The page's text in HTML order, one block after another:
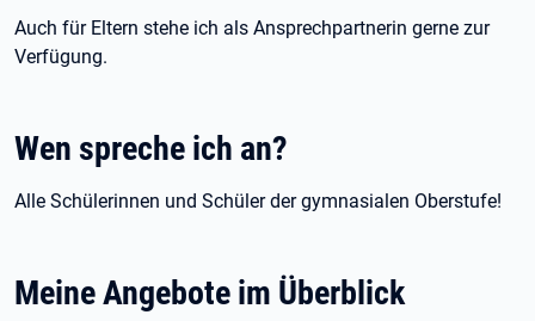
Auch für Eltern stehe ich als Ansprechpartnerin gerne zur
Verfügung.
Wen spreche ich an?
Alle Schülerinnen und Schüler der gymnasialen Oberstufe!
Meine Angebote im Überblick